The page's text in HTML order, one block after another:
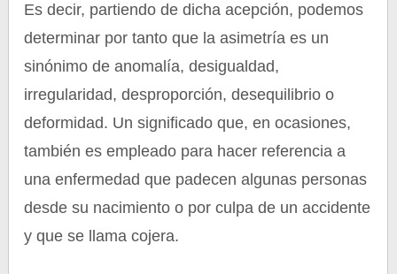
Es decir, partiendo de dicha acepción, podemos
determinar por tanto que la asimetría es un
sinónimo de anomalía, desigualdad,
irregularidad, desproporción, desequilibrio o
deformidad. Un significado que, en ocasiones,
también es empleado para hacer referencia a
una enfermedad que padecen algunas personas
desde su nacimiento o por culpa de un accidente
y que se llama cojera.